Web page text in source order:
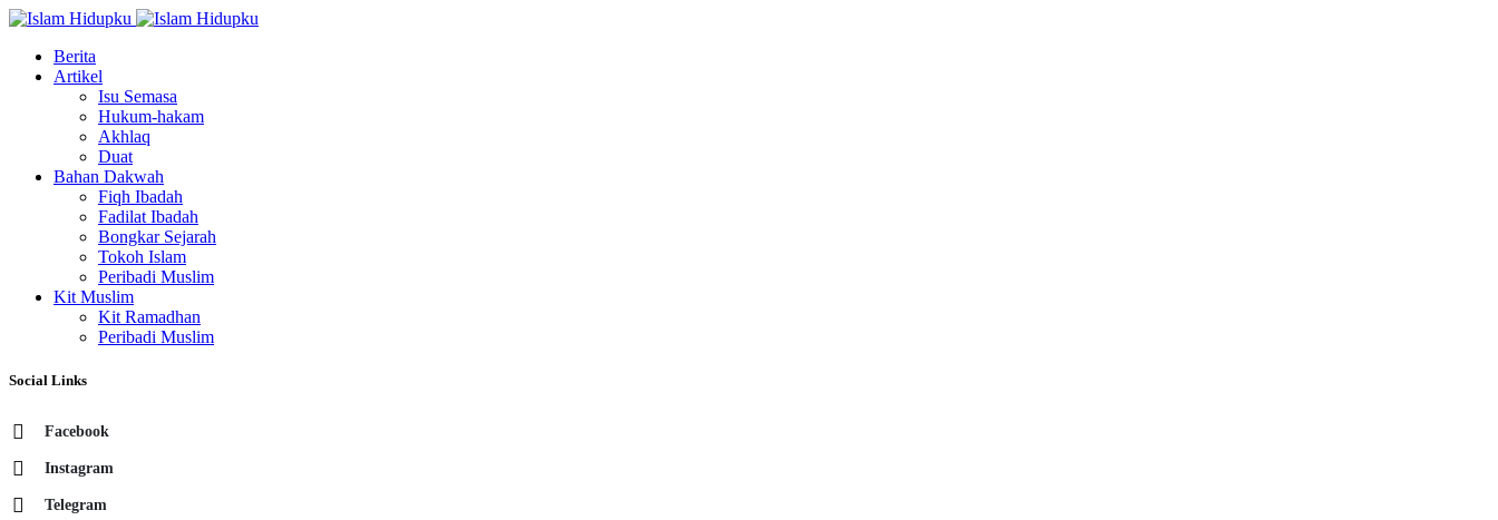
Berita
Artikel
Isu Semasa
Hukum-hakam
Akhlaq
Duat
Bahan Dakwah
Fiqh Ibadah
Fadilat Ibadah
Bongkar Sejarah
Tokoh Islam
Peribadi Muslim
Kit Muslim
Kit Ramadhan
Peribadi Muslim
Social Links
Facebook
Instagram
Telegram